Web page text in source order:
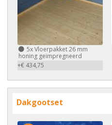
5xVloerpakket 26 mm
honing geïmpregneerd
+€ 434,75
Dakgootset